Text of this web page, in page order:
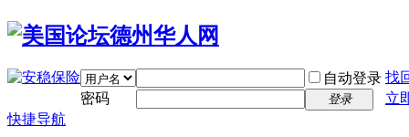
自动登录 找
密码
登录
立
快捷导航